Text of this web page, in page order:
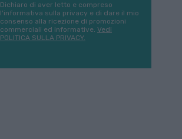
Dichiaro di aver letto e compreso
l'informativa sulla privacy e di dare il mio
consenso alla ricezione di promozioni
commerciali ed informative. Vedi
POLITICA SULLA PRIVACY.